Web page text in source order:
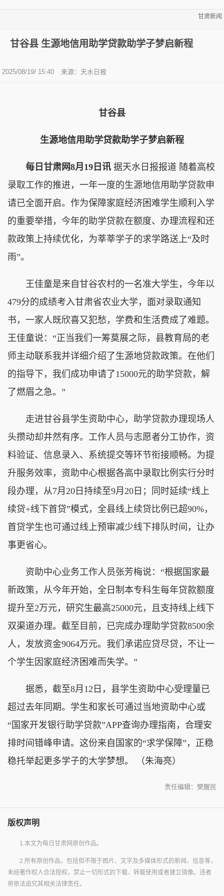
甘肃新闻
甘谷县 生源地信用助学贷款助学子梦启新程
2025/08/19/ 15:40 来源：天水日报
甘谷县
生源地信用助学贷款助学子梦启新程
每日甘肃网8月19日讯 据天水日报报道 随着高校
录取工作的推进，一年一度的生源地信用助学贷款申
请已全面开启。作为保障家庭经济困难学生顺利入学
的重要举措，今年的助学贷款在额度、办理流程和还
款政策上持续优化，为莘莘学子的求学路送上“及时
雨”。
王佳童是来自甘谷农村的一名准大学生，今年以
479分的成绩考入甘肃省农业大学，面对录取通知
书，一家人既欣喜又犯愁，学费和生活费成了难题。
王佳童说：“正当我们一筹莫展之际，县教育局的老
师主动联系我并详细介绍了生源地贷款政策。在他们
的指导下，我们成功申请了15000元的助学贷款，解
了燃眉之急。”
走进甘谷县学生资助中心，助学贷款办理现场人
头攒动却井然有序。工作人员与志愿者分工协作，资
料验证、信息录入、系统提交等环节衔接顺畅。为提
升服务效率，资助中心根据各高中录取比例实行分时
段办理，从7月20日持续至9月20日；同时延续“线上
续贷+线下首贷”模式，全县线上续贷比例已超90%，
首贷学生也可通过线上预审减少线下排队时间，让办
事更省心。
资助中心业务工作人员张芳梅说：“根据国家最
新政策，从今年开始，全日制本专科生每年贷款额度
提升至2万元，研究生最高25000元，且支持线上线下
双渠道办理。截至目前，已完成办理助学贷款8500余
人，发放资金9064万元。我们承诺应贷尽贷，不让一
个学生因家庭经济困难而失学。”
据悉，截至8月12日，县学生资助中心受理量已
超过去年同期。学生和家长可通过当地资助中心或
“国家开发银行助学贷款”APP查询办理指南，合理安
排时间错峰申请。这份来自国家的“求学保障”，正稳
稳托举起更多学子的大学梦想。 （朱海亮）
责任编辑：樊醒民
版权声明
1.本文为每日甘肃网原创作品。
2.所有原创作品，包括但不限于图片、文字及多媒体形式的新闻、信息等，
未经著作权人合法授权，禁止一切形式的下载、转载使用或者建立镜像。违者
将依法追究其相关法律责任。